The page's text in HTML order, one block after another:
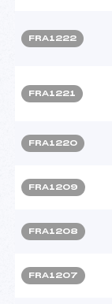
FRA1222
FRA1221
FRA1220
FRA1209
FRA1208
FRA1207